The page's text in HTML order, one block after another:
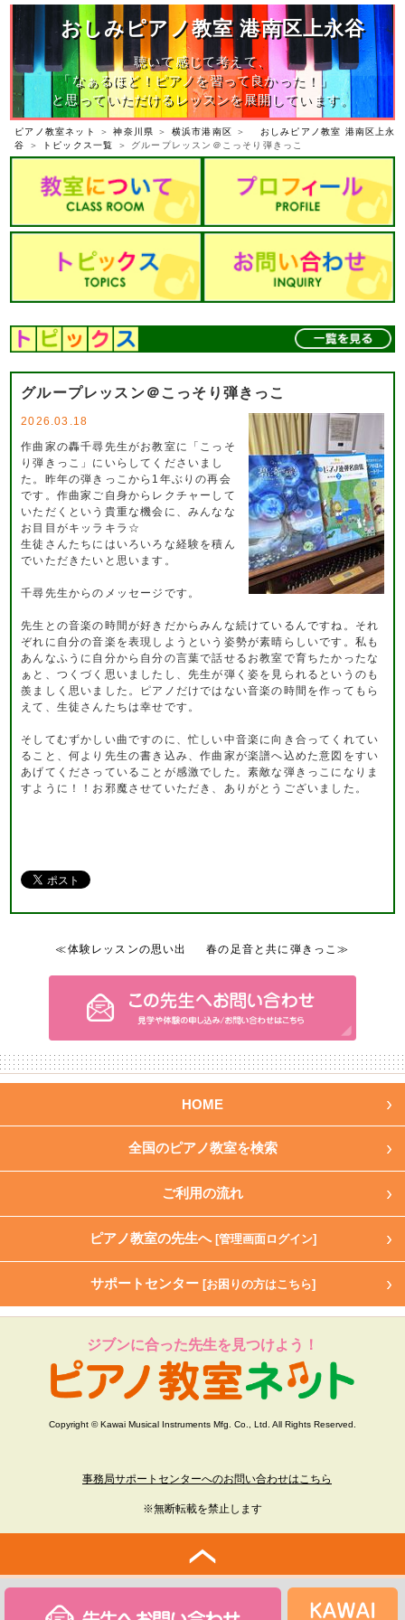
おしみピアノ教室 港南区上永谷
聴いて感じて考えて、
「なぁるほど！ピアノを習って良かった！」
と思っていただけるレッスンを展開しています。
ピアノ教室ネット ＞神奈川県 ＞ 横浜市港南区 ＞
おしみピアノ教室 港南区上永
谷
＞ トピックス一覧 ＞ グループレッスン＠こっそり弾きっこ
グループレッスン＠こっそり弾きっこ
2026.03.18
作曲家の轟千尋先生がお教室に「こっそ
り弾きっこ」にいらしてくださいまし
た。昨年の弾きっこから1年ぶりの再会
です。作曲家ご自身からレクチャーして
いただくという貴重な機会に、みんなな
お目目がキッラキラ☆
生徒さんたちにはいろいろな経験を積ん
でいただきたいと思います。
千尋先生からのメッセージです。
先生との音楽の時間が好きだからみんな続けているんですね。それ
ぞれに自分の音楽を表現しようという姿勢が素晴らしいです。私も
あんなふうに自分から自分の言葉で話せるお教室で育ちたかったな
ぁと、つくづく思いましたし、先生が弾く姿を見られるというのも
羨ましく思いました。ピアノだけではない音楽の時間を作ってもら
えて、生徒さんたちは幸せです。
そしてむずかしい曲ですのに、忙しい中音楽に向き合ってくれてい
ること、何より先生の書き込み、作曲家が楽譜へ込めた意図をすい
あげてくださっていることが感激でした。素敵な弾きっこになりま
すように！！お邪魔させていただき、ありがとうございました。
≪体験レッスンの思い出 春の足音と共に弾きっこ≫
HOME
全国のピアノ教室を検索
ご利用の流れ
ピアノ教室の先生へ [管理画面ログイン]
サポートセンター [お困りの方はこちら]
ジブンに合った先生を見つけよう！
Copyright © Kawai Musical Instruments Mfg. Co., Ltd. All Rights Reserved.
事務局サポートセンターへのお問い合わせはこちら
※無断転載を禁止します